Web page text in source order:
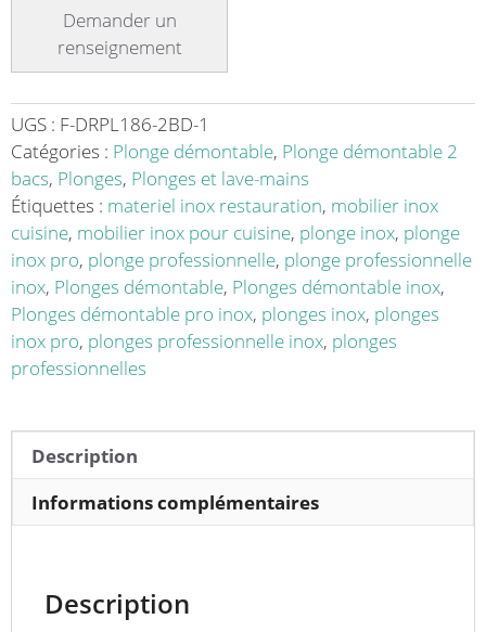
démontable
sur
pieds
sans
étagère
inox
ferritique
2
bacs
à
droite
dimension
P
400
x
mm
UGS : F-DRPL186-2BD-1
Catégories : Plonge démontable, Plonge démontable 2
bacs, Plonges, Plonges et lave-mains
Étiquettes : materiel inox restauration, mobilier inox
cuisine, mobilier inox pour cuisine, plonge inox, plonge
inox pro, plonge professionnelle, plonge professionnelle
inox, Plonges démontable, Plonges démontable inox,
Plonges démontable pro inox, plonges inox, plonges
inox pro, plonges professionnelle inox, plonges
professionnelles
Description
Informations complémentaires
Description